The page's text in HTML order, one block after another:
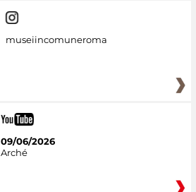
museiincomuneroma
09/06/2026
Arché